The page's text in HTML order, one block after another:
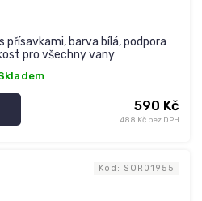
přísavkami, barva bílá, podpora
pro všechny vany
488 Kč bez DPH
590 Kč
Kód: SOR01955